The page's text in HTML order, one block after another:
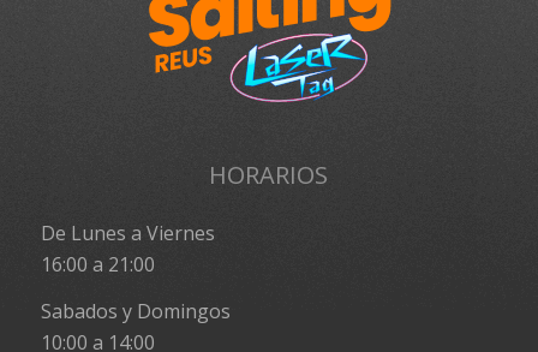
HORARIOS
De Lunes a Viernes
16:00 a 21:00
Sabados y Domingos
10:00 a 14:00